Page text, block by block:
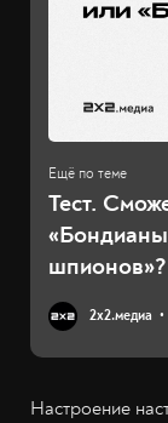
Тест.
шпионов»?
2х2.медиа
Настроение